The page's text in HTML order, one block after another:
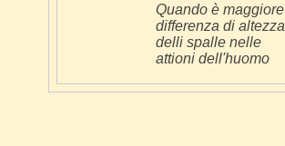
Quando è maggiore
differenza di altezza
delli spalle nelle
attioni dell'huomo